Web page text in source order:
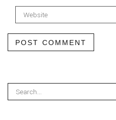
POST COMMENT